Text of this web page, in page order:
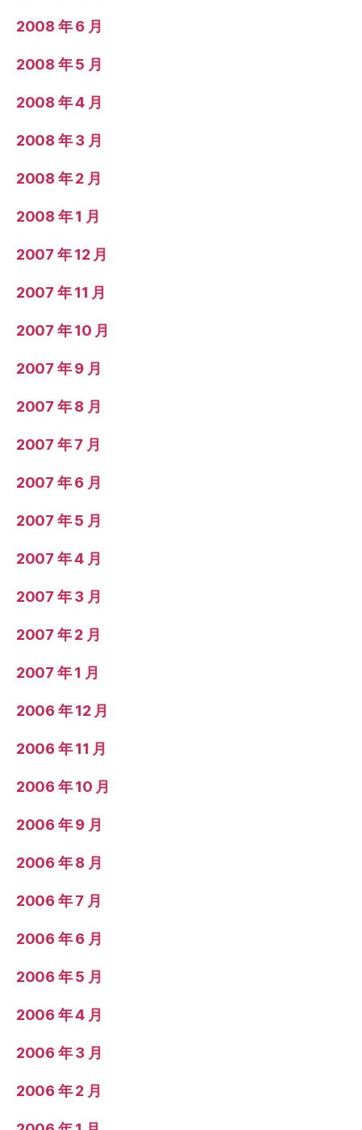
2008 年 6 月
2008 年 5 月
2008 年 4 月
2008 年 3 月
2008 年 2 月
2008 年 1 月
2007 年 12 月
2007 年 11 月
2007 年 10 月
2007 年 9 月
2007 年 8 月
2007 年 7 月
2007 年 6 月
2007 年 5 月
2007 年 4 月
2007 年 3 月
2007 年 2 月
2007 年 1 月
2006 年 12 月
2006 年 11 月
2006 年 10 月
2006 年 9 月
2006 年 8 月
2006 年 7 月
2006 年 6 月
2006 年 5 月
2006 年 4 月
2006 年 3 月
2006 年 2 月